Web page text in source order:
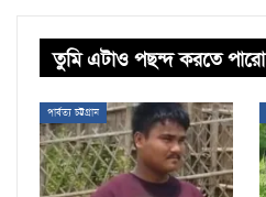
তুমি এটাও পছন্দ করতে পারো
পার্বত্য চট্টগ্রাম